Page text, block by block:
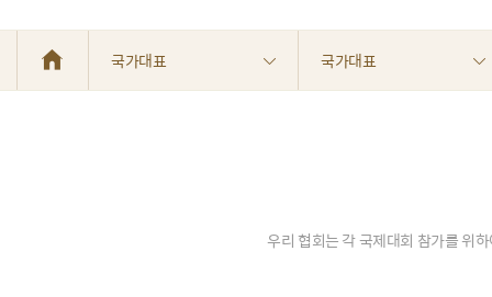
국가대표 국가대표
우리 협회는 각 국제대회 참가를 위